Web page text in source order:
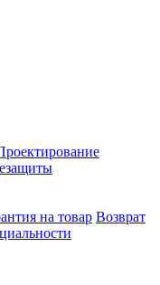
на товар Возврат